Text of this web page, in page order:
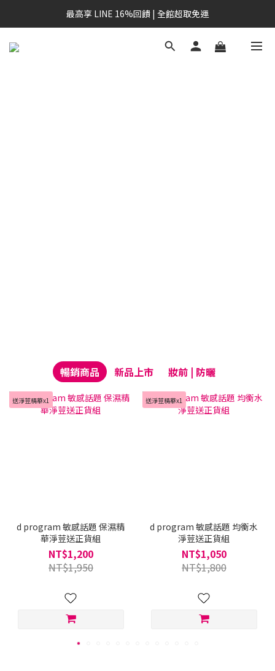
最高享 LINE 16%回饋 | 全館超取免運
暢銷商品 新品上市 妝前 | 防曬
送淨荳精華x1
d program 敏感話題 保濕精
華淨荳送正貨組
NT$1,200
NT$1,950
送淨荳精華x1
d program 敏感話題 均衡水
淨荳送正貨組
NT$1,050
NT$1,800